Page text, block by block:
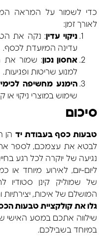
כדי לשמור על המראה
לאורך זמן:
ניקוי עדין: נקה את
עדינה המיועדת לכסף.
אחסון נכון: שמור את
למנוע שריטות ופגיעות.
הימנע מחשיפה
שימוש במוצרי ניקוי
סיכום
טבעות כסף בעבודת יד הן
לבטא את עצמכם, לספר את
נגיעה של יוקרה לכל רגע
ליום-יום, לאירוע מיוחד
של שמוליק קינן סטודיו
המושלם של איכות, יצירתיות
גלו את קולקציית טבעות
שילווה אתכם במסע
במיוחד בשבילכם.